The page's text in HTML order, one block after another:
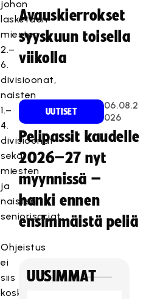
johon
lasketaan
miesten
2.–
6.
divisioonat,
naisten
1.–
4.
divisioonat
sekä
miesten
ja
naisten
seniorisarjat.
Ohjeistus
ei
siis
koske
Avauskierrokset
syyskuun toisella
viikolla
UUTISET
06.08.2
026
Pelipassit kaudelle
2026–27 nyt
myynnissä –
hanki ennen
ensimmäistä peliä
UUSIMMAT